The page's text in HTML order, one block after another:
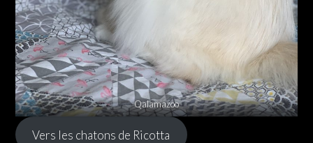
Qalamazoo
Vers les chatons de Ricotta